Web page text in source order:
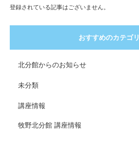
登録されている記事はございません。
おすすめのカテゴリ
北分館からのお知らせ
未分類
講座情報
牧野北分館 講座情報